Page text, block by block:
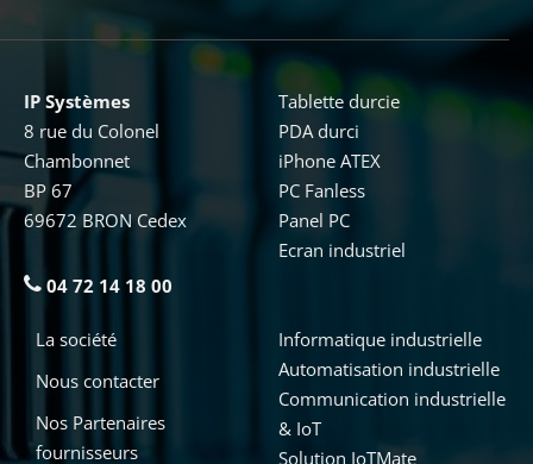
IP Systèmes
8 rue du Colonel
Chambonnet
BP 67
69672 BRON Cedex
04 72 14 18 00
Informatique industrielle
Automatisation industrielle
Communication industrielle
& IoT
Solution IoTMate
Tablette durcie
PDA durci
iPhone ATEX
PC Fanless
Panel PC
Ecran industriel
La société
Nous contacter
Nos Partenaires
fournisseurs